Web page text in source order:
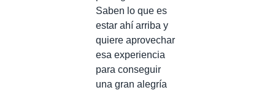
Saben lo que es
estar ahí arriba y
quiere aprovechar
esa experiencia
para conseguir
una gran alegría